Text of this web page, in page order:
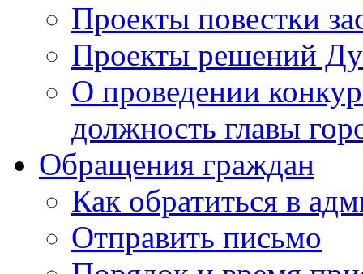
Проекты повестки
Проекты решений
О проведении
должность главы
Обращения граждан
Как обратиться в
Отправить письмо